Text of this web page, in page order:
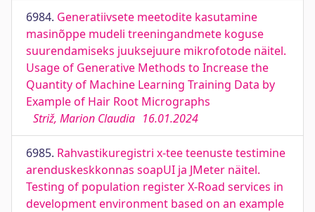
6984. Generatiivsete meetodite kasutamine
masinõppe mudeli treeningandmete koguse
suurendamiseks juuksejuure mikrofotode näitel.
Usage of Generative Methods to Increase the
Quantity of Machine Learning Training Data by
Example of Hair Root Micrographs
Striž, Marion Claudia 16.01.2024
6985. Rahvastikuregistri x-tee teenuste testimine
arenduskeskkonnas soapUI ja JMeter näitel.
Testing of population register X-Road services in
development environment based on an example